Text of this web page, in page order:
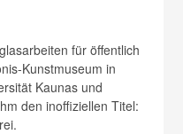
für öffentlich
Kunstmuseum in
Kaunas und
den inoffiziellen Titel: